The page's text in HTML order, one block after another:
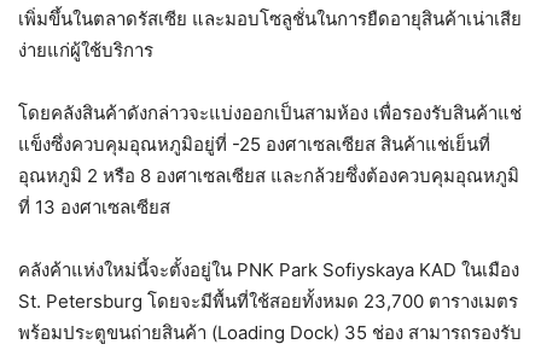
เพิ่มขึ้นในตลาดรัสเซีย และมอบโซลูชั่นในการยืดอายุสินค้าเน่าเสีย
ง่ายแก่ผู้ใช้บริการ
โดยคลังสินค้าดังกล่าวจะแบ่งออกเป็นสามห้อง เพื่อรองรับสินค้าแช่
แข็งซึ่งควบคุมอุณหภูมิอยู่ที่ -25 องศาเซลเซียส สินค้าแช่เย็นที่
อุณหภูมิ 2 หรือ 8 องศาเซลเซียส และกล้วยซึ่งต้องควบคุมอุณหภูมิ
ที่ 13 องศาเซลเซียส
คลังค้าแห่งใหม่นี้จะตั้งอยู่ใน PNK Park Sofiyskaya KAD ในเมือง
St. Petersburg โดยจะมีพื้นที่ใช้สอยทั้งหมด 23,700 ตารางเมตร
พร้อมประตูขนถ่ายสินค้า (Loading Dock) 35 ช่อง สามารถรองรับ